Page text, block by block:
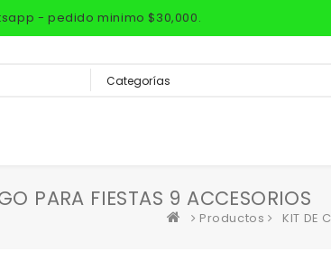
- pedido minimo $30,000.
PARA FIESTAS 9 ACCESORIOS
Productos KIT DE